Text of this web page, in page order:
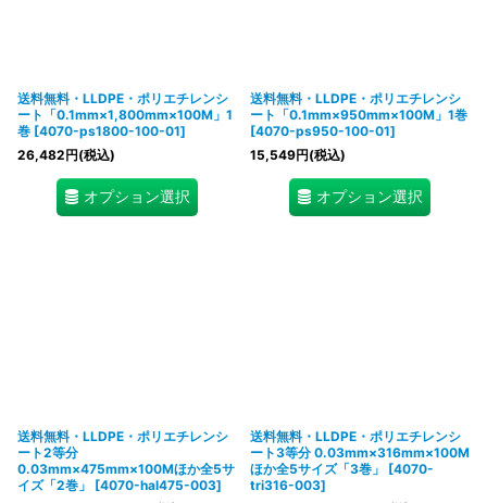
送料無料・LLDPE・ポリエチレンシ
ート「0.1mm×1,800mm×100M」1
巻 [4070-ps1800-100-01]
26,482円(税込)
オプション選択
送料無料・LLDPE・ポリエチレンシ
ート「0.1mm×950mm×100M」1巻
[4070-ps950-100-01]
15,549円(税込)
オプション選択
送料無料・LLDPE・ポリエチレンシ
ート2等分
0.03mm×475mm×100Mほか全5サ
イズ「2巻」
[4070-hal475-003]
送料無料・LLDPE・ポリエチレンシ
ート3等分 0.03mm×316mm×100M
ほか全5サイズ「3巻」
[4070-
tri316-003]